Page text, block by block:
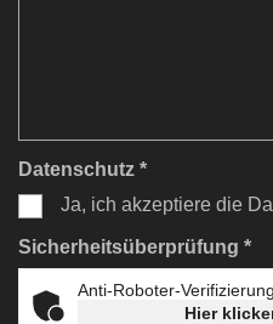
Datenschutz *
Ja, ich akzeptiere die
Sicherheitsüberprüfung *
Anti-Roboter-Verifizierung
Hier